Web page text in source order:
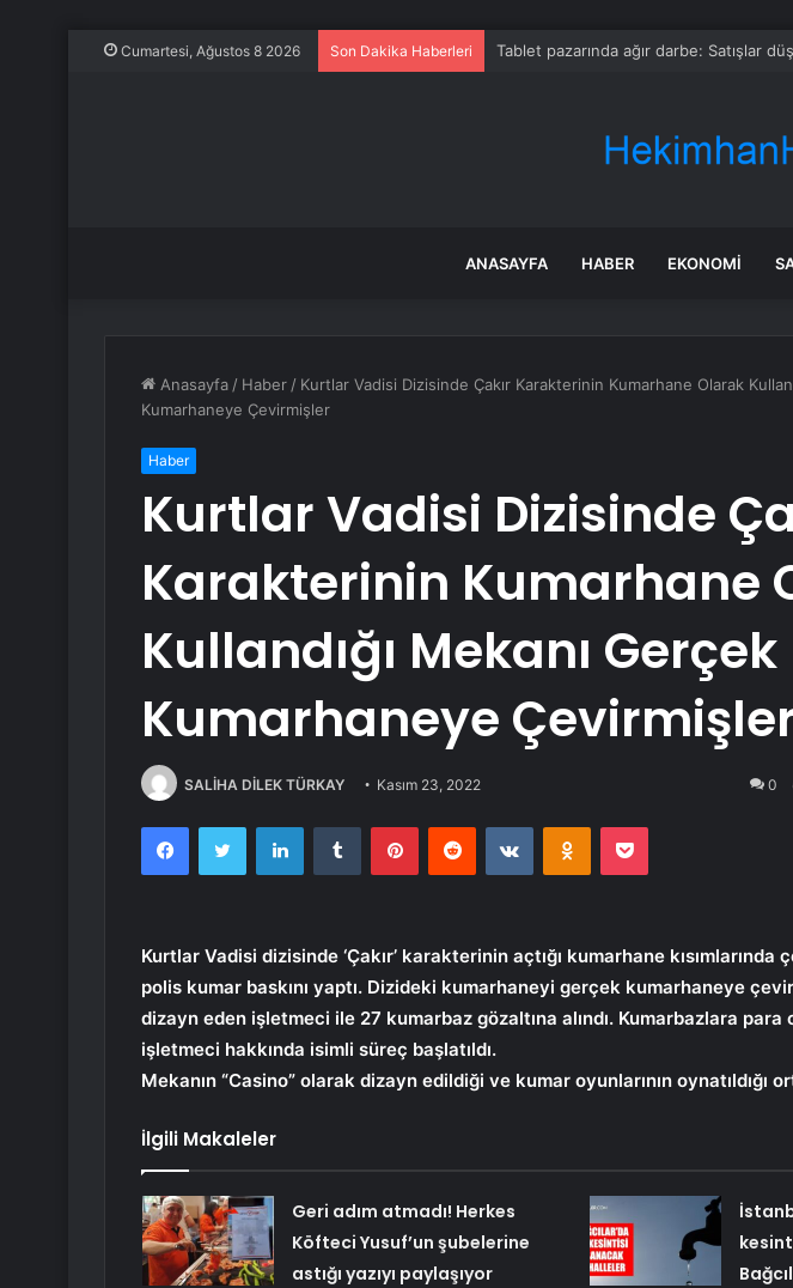
Cumartesi, Ağustos 8 2026 Son Dakika Haberleri Tablet pazarında ağır darbe: Satışlar
ANASAYFA HABER EKONOMI
Anasayfa / Haber / Kurtlar Vadisi Dizisinde Çakır Karakterinin Kumarhane Olarak
Kumarhaneye Çevirmişler
Haber
Kurtlar Vadisi Dizisinde
Karakterinin Kumarhane
Kullandığı Mekanı Gerçek
Kumarhaneye
SALİHA DİLEK TÜRKAY Kasım 23, 2022 0
FacebookTwitter LinkedInTumblr PinterestReddit VKontakteOdnoklassniki
Pocket
Kurtlar Vadisi dizisinde ‘Çakır’ karakterinin açtığı kumarhane
polis kumar baskını yaptı. Dizideki kumarhaneyi gerçek kumarhaneye
dizayn eden işletmeci ile 27 kumarbaz gözaltına alındı. Kumarbazlara para
işletmeci hakkında isimli süreç başlatıldı.
Mekanın “Casino” olarak dizayn edildiği ve kumar oyunlarının oynatıldığı
İlgili Makaleler
Geri adım atmadı! Herkes
Köfteci Yusuf’un şubelerine
astığı yazıyı paylaşıyor